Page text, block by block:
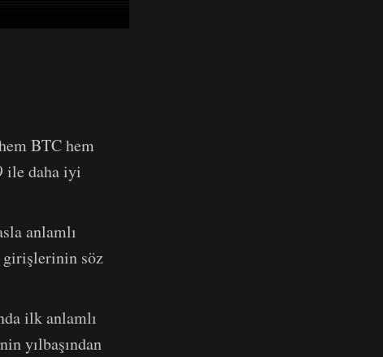
BTC hem
ile daha iyi
anlamlı
girişlerinin söz
ilk anlamlı
yılbaşından